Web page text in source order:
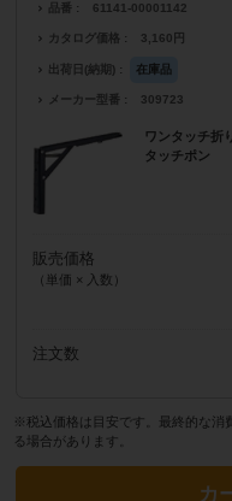
品番 61141-00001142
カタログ価格 3,160円
出荷日(納期) 在庫品
メーカー型番 309723
ワンタッチ折
タッチポン
販売価格
（単価 × 入数）
注文数
※税込価格は目安です。最終的な消
る場合があります。
カ